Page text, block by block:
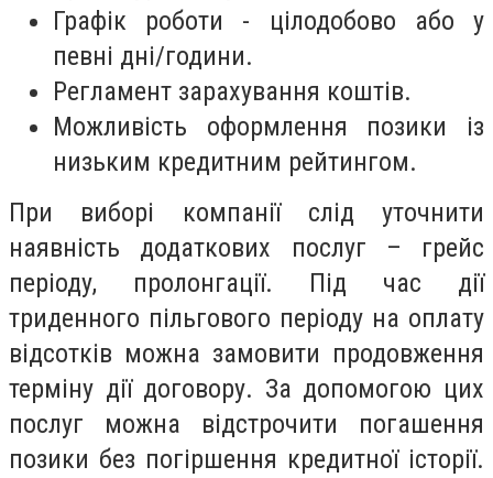
Графік роботи - цілодобово або у
певні дні/години.
Регламент зарахування коштів.
Можливість оформлення позики із
низьким кредитним рейтингом.
При виборі компанії слід уточнити
наявність додаткових послуг – грейс
періоду, пролонгації. Під час дії
триденного пільгового періоду на оплату
відсотків можна замовити продовження
терміну дії договору. За допомогою цих
послуг можна відстрочити погашення
позики без погіршення кредитної історії.